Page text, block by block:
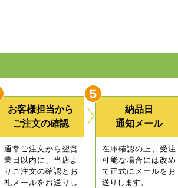
お客様担当から
ご注文の確認
通常ご注文から翌営
業日以内に、当店よ
りご注文の確認とお
礼メールをお送りし
納品日
通知メール
在庫確認の上、受注
可能な場合には改め
て正式にメールをお
送りします。